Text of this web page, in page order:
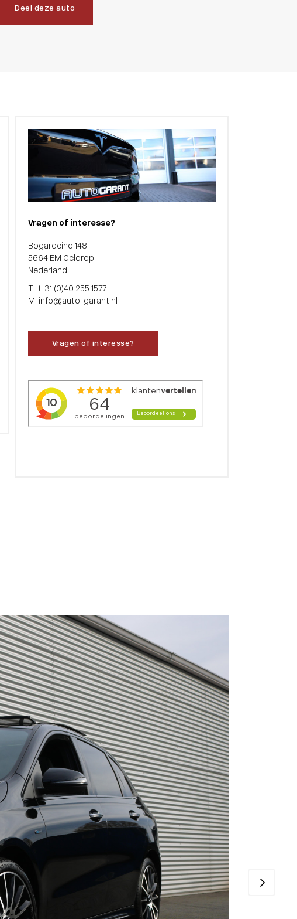
Deel deze auto
Vragen of interesse?
Bogardeind 148
5664 EM Geldrop
Nederland
T: + 31 (0)40 255 1577
M: info@auto-garant.nl
Vragen of interesse?